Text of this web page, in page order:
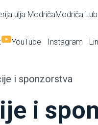
ulja ModričaModriča
YouTube Instagram
i sponzorstva
i